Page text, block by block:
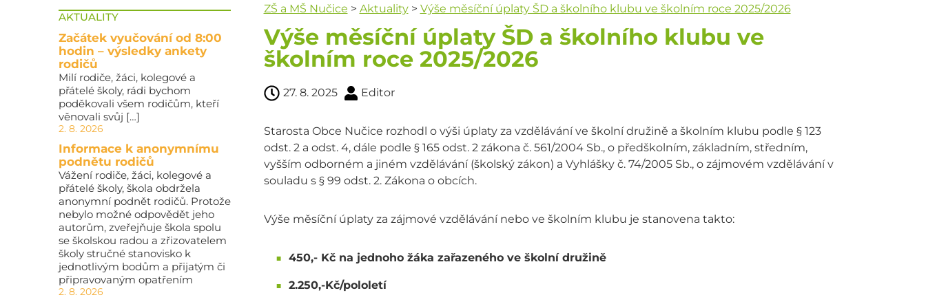
AKTUALITY
Začátek vyučování od 8:00
hodin – výsledky ankety
rodičů
Milí rodiče, žáci, kolegové a
přátelé školy, rádi bychom
poděkovali všem rodičům, kteří
věnovali svůj […]
2. 8. 2026
Informace k anonymnímu
podnětu rodičů
Vážení rodiče, žáci, kolegové a
přátelé školy, škola obdržela
anonymní podnět rodičů. Protože
nebylo možné odpovědět jeho
autorům, zveřejňuje škola spolu
se školskou radou a zřizovatelem
školy stručné stanovisko k
jednotlivým bodům a přijatým či
připravovaným opatřením
2. 8. 2026
ZŠ a MŠ Nučice > Aktuality> Výše měsíční úplaty ŠD a školního klubu ve školním roce 2025/2026
Výše měsíční úplaty ŠD a školního klubu ve
školním roce 2025/2026
27. 8. 2025 Editor
Starosta Obce Nučice rozhodl o výši úplaty za vzdělávání ve školní družině a školním klubu podle § 123
odst. 2 a odst. 4, dále podle § 165 odst. 2 zákona č. 561/2004 Sb., o předškolním, základním, středním,
vyšším odborném a jiném vzdělávání (školský zákon) a Vyhlášky č. 74/2005 Sb., o zájmovém vzdělávání v
souladu s § 99 odst. 2. Zákona o obcích.
Výše měsíční úplaty za zájmové vzdělávání nebo ve školním klubu je stanovena takto:
450,- Kč na jednoho žáka zařazeného ve školní družině
2.250,-Kč/pololetí